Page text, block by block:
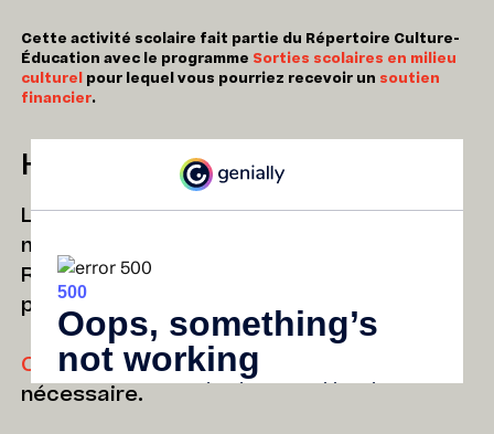
Cette activité scolaire fait partie du Répertoire Culture-
Éducation avec le programme Sorties scolaires en milieu
culturelpour lequel vous pourriez recevoir un soutien
financier.
Horaires et tarifs
Les réservations pour 2025-2026 sont
maintenant disponibles!
Remplissez le formulaire (voir plus bas)
pour réserver votre activité.
Contactez-nouspour tout arrangement
nécessaire.